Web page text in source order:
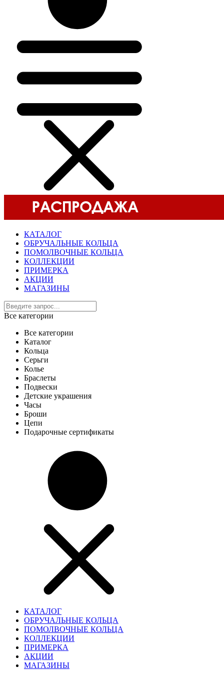
КАТАЛОГ
ОБРУЧАЛЬНЫЕ КОЛЬЦА
ПОМОЛВОЧНЫЕ КОЛЬЦА
КОЛЛЕКЦИИ
ПРИМЕРКА
АКЦИИ
МАГАЗИНЫ
Все категории
Все категории
Каталог
Кольца
Серьги
Колье
Браслеты
Подвески
Детские украшения
Часы
Броши
Цепи
Подарочные сертификаты
КАТАЛОГ
ОБРУЧАЛЬНЫЕ КОЛЬЦА
ПОМОЛВОЧНЫЕ КОЛЬЦА
КОЛЛЕКЦИИ
ПРИМЕРКА
АКЦИИ
МАГАЗИНЫ